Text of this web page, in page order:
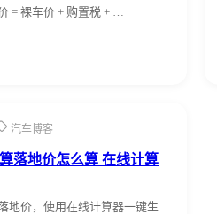
= 裸车价 + 购置税 + …
汽车博客
落地价怎么算 在线计算
地价，使用在线计算器一键生